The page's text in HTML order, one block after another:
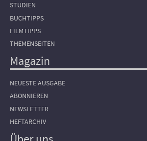
STUDIEN
BUCHTIPPS
FILMTIPPS
THEMENSEITEN
Magazin
NEUESTE AUSGABE
ABONNIEREN
NEWSLETTER
HEFTARCHIV